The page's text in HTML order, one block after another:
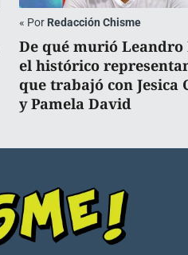
« Por Redacción Chisme
De qué murió Leandro
el histórico
que trabajó con Jesica
y Pamela David